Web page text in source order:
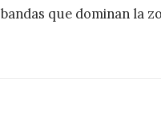
bandas que dominan la